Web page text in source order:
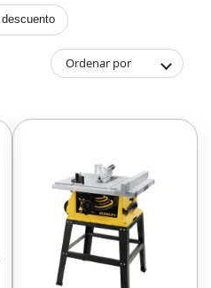
Ordenar por